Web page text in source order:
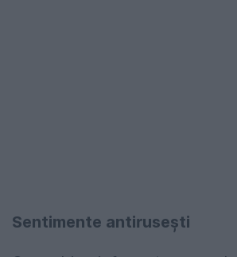
Sentimente antirusești